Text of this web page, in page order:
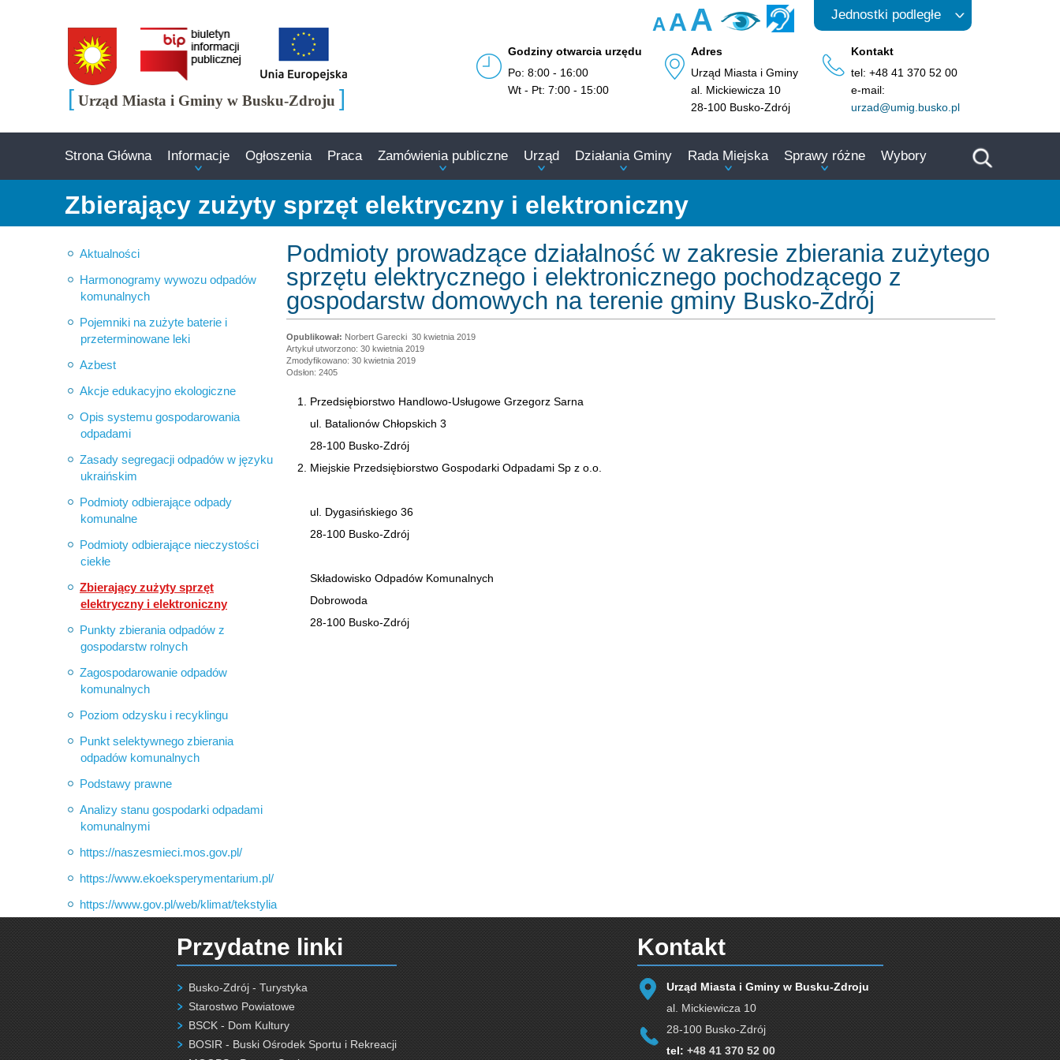
AAA Jednostki podległe
[ Urząd Miasta i Gminy w Busku-Zdroju ]
Godziny otwarcia urzędu
Po: 8:00 - 16:00
Wt - Pt: 7:00 - 15:00
Adres
Urząd Miasta i Gminy
al. Mickiewicza 10
28-100 Busko-Zdrój
Kontakt
tel: +48 41 370 52 00
e-mail:
urzad@umig.busko.pl
Strona Główna Informacje Ogłoszenia Praca Zamówienia publiczne Urząd Działania Gminy Rada Miejska Sprawy różne Wybory
Aktualności
Harmonogramy wywozu odpadów
komunalnych
Pojemniki na zużyte baterie i
przeterminowane leki
Azbest
Akcje edukacyjno ekologiczne
Opis systemu gospodarowania
odpadami
Zasady segregacji odpadów w języku
ukraińskim
Podmioty odbierające odpady
komunalne
Podmioty odbierające nieczystości
ciekłe
Zbierający zużyty sprzęt
elektryczny i elektroniczny
Punkty zbierania odpadów z
gospodarstw rolnych
Zagospodarowanie odpadów
komunalnych
Poziom odzysku i recyklingu
Punkt selektywnego zbierania
odpadów komunalnych
Podstawy prawne
Analizy stanu gospodarki odpadami
komunalnymi
https://naszesmieci.mos.gov.pl/
https://www.ekoeksperymentarium.pl/
https://www.gov.pl/web/klimat/tekstylia
Zbierający zużyty sprzęt elektryczny i elektroniczny
Podmioty prowadzące działalność w zakresie zbierania zużytego
sprzętu elektrycznego i elektronicznego pochodzącego z
gospodarstw domowych na terenie gminy Busko-Zdrój
Norbert Garecki 30 kwietnia 2019
Artykuł utworzono: 30 kwietnia 2019
Zmodyfikowano: 30 kwietnia 2019
Odsłon: 2405
Przedsiębiorstwo Handlowo-Usługowe Grzegorz Sarna
ul. Batalionów Chłopskich 3
28-100 Busko-Zdrój
Miejskie Przedsiębiorstwo Gospodarki Odpadami Sp z o.o.
ul. Dygasińskiego 36
28-100 Busko-Zdrój
Składowisko Odpadów Komunalnych
Dobrowoda
28-100 Busko-Zdrój
Przydatne linki
Busko-Zdrój - Turystyka
Starostwo Powiatowe
BSCK - Dom Kultury
BOSIR - Buski Ośrodek Sportu i Rekreacji
Kontakt
Urząd Miasta i Gminy w Busku-Zdroju
al. Mickiewicza 10
28-100 Busko-Zdrój
tel: +48 41 370 52 00